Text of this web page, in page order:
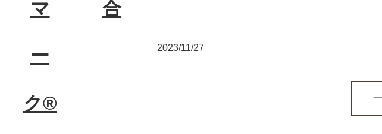
2023/11/27